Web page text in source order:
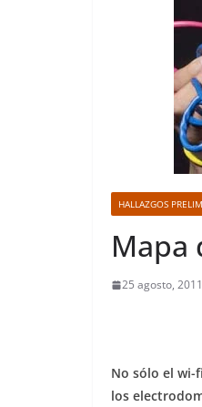
HALLAZGOS
Mapa
25 agosto, 2011
No sólo el wi-
los